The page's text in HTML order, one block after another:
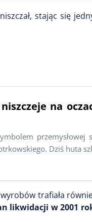
stając się
na
przemysłowej
Dziś huta
trafiała
likwidacji w 2001